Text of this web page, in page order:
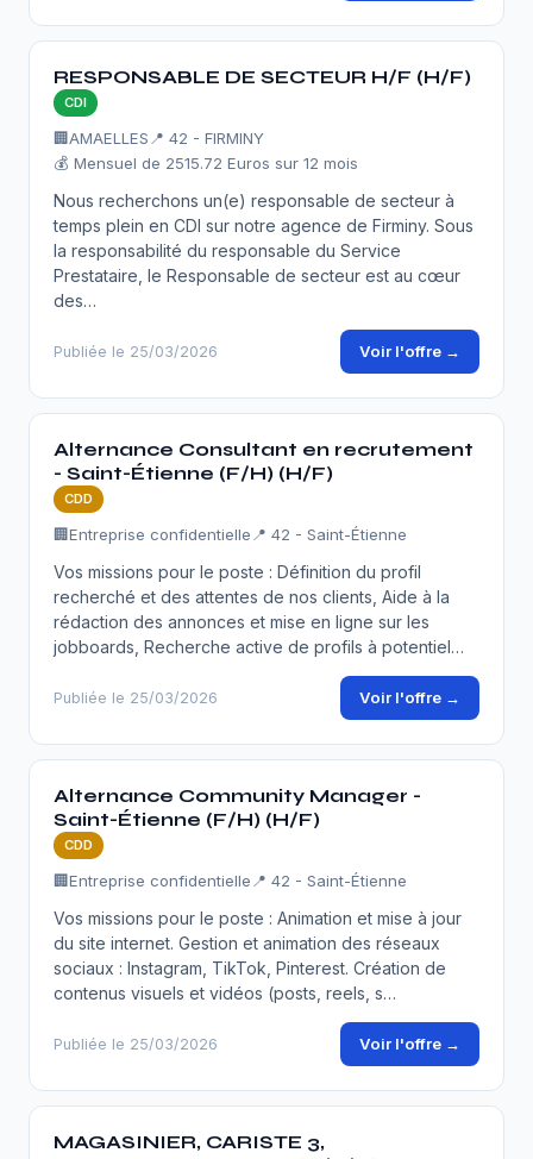
RESPONSABLE DE SECTEUR H/F (H/F)
CDI
🏢AMAELLES 📍 42 - FIRMINY
💰 Mensuel de 2515.72 Euros sur 12 mois
Nous recherchons un(e) responsable de secteur à
temps plein en CDI sur notre agence de Firminy. Sous
la responsabilité du responsable du Service
Prestataire, le Responsable de secteur est au cœur
des…
Publiée le 25/03/2026 Voir l'offre →
Alternance Consultant en recrutement
- Saint-Étienne (F/H) (H/F)
CDD
🏢Entreprise confidentielle 📍 42 - Saint-Étienne
Vos missions pour le poste : Définition du profil
recherché et des attentes de nos clients, Aide à la
rédaction des annonces et mise en ligne sur les
jobboards, Recherche active de profils à potentiel…
Publiée le 25/03/2026 Voir l'offre →
Alternance Community Manager -
Saint-Étienne (F/H) (H/F)
CDD
🏢Entreprise confidentielle 📍 42 - Saint-Étienne
Vos missions pour le poste : Animation et mise à jour
du site internet. Gestion et animation des réseaux
sociaux : Instagram, TikTok, Pinterest. Création de
contenus visuels et vidéos (posts, reels, s…
Publiée le 25/03/2026 Voir l'offre →
MAGASINIER, CARISTE 3,